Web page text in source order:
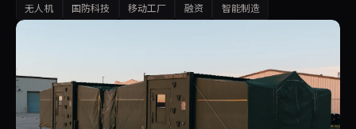
无人机 国防科技 移动工厂 融资 智能制造